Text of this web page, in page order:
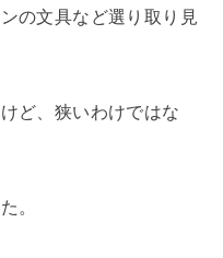
の文具など選り取り見
ど、狭いわけではな
。